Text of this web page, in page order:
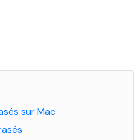
sur Mac